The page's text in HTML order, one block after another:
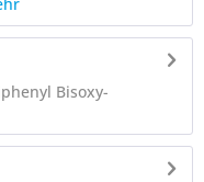
Bisoxy-